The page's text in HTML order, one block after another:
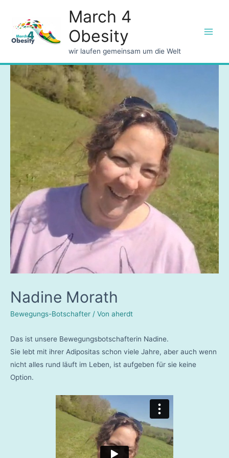
March 4
Obesity
wir laufen gemeinsam um die Welt
Nadine Morath
Bewegungs-Botschafter / Von aherdt
Das ist unsere Bewegungsbotschafterin Nadine.
Sie lebt mit ihrer Adipositas schon viele Jahre, aber auch wenn
nicht alles rund läuft im Leben, ist aufgeben für sie keine
Option.